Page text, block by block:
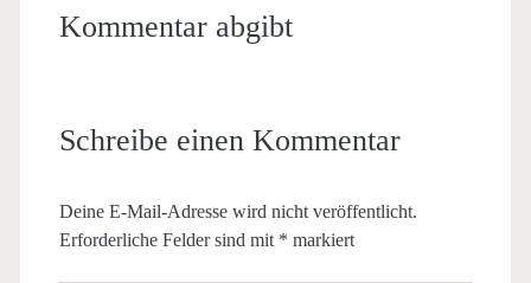
Kommentar abgibt
Schreibe einen Kommentar
Deine E-Mail-Adresse wird nicht veröffentlicht.
Erforderliche Felder sind mit * markiert